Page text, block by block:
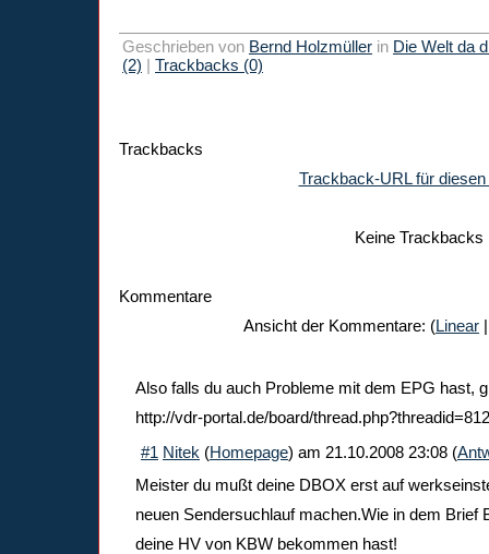
Geschrieben von Bernd Holzmüller in Die Welt da
(2) | Trackbacks (0)
Trackbacks
Trackback-URL für diesen
Keine Trackbacks
Kommentare
Ansicht der Kommentare: (Linear
Also falls du auch Probleme mit dem EPG hast,
http://vdr-portal.de/board/
#1 Nitek (Homepage) am 21.10.2008 23:08 (
Meister du mußt deine DBOX erst auf
neuen Sendersuchlauf machen.Wie in dem Brief
deine HV von KBW bekommen hast!